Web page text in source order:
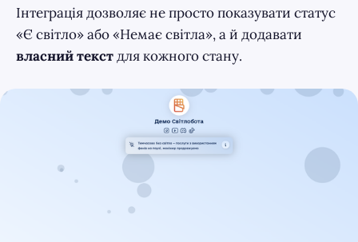
Інтеграція дозволяє не просто показувати статус
«Є світло» або «Немає світла», а й додавати
власний текстдля кожного стану.